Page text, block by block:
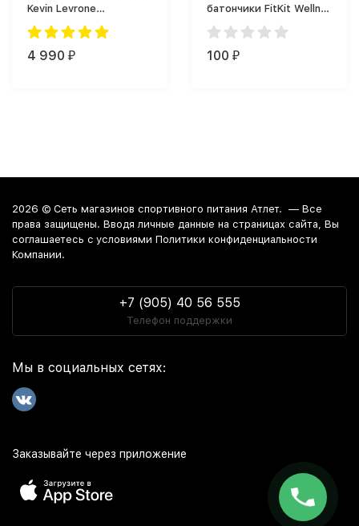
Kevin Levrone
LevroArmour AM/PM
Formula (180 таб.)
4 990 ₽
батончики FitKit Wellnut
(45 г)
100 ₽
2026 © Сеть магазинов спортивного питания Атлет. — Все
права защищены. Вводя личные данные на страницах сайта, Вы
соглашаетесь c условиями Политики конфиденциальности
Компании.
+7 (905) 40 56 555
Телефон поддержки
Мы в социальных сетях:
Заказывайте через приложение